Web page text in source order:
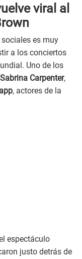
viral al
es muy
a los conciertos
Uno de los
Sabrina Carpenter,
, actores de la
espectáculo
justo detrás de